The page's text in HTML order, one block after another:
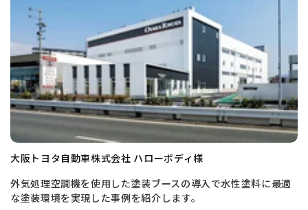
大阪トヨタ自動車株式会社 ハローボディ様
外気処理空調機を使用した塗装ブースの導入で水性塗料に最適
な塗装環境を実現した事例を紹介します。